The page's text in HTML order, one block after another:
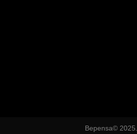
Bepensa© 2025.